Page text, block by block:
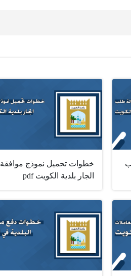
خطوات تحميل نموذج موافقة
الجار بلدية الكويت pdf